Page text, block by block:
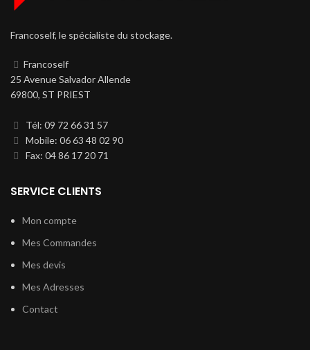
Francoself, le spécialiste du stockage.
Francoself
25 Avenue Salvador Allende
69800, ST PRIEST
Tél: 09 72 66 31 57
Mobile: 06 63 48 02 90
Fax: 04 86 17 20 71
SERVICE CLIENTS
Mon compte
Mes Commandes
Mes devis
Mes Adresses
Contact